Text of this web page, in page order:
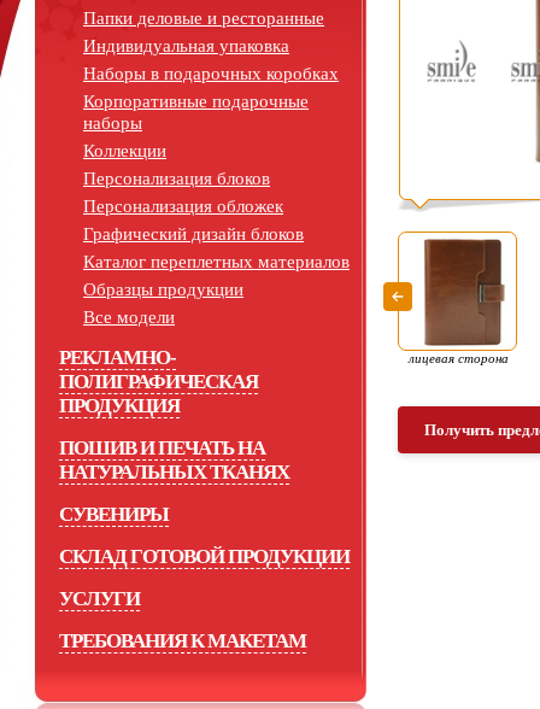
Папки деловые и ресторанные
Индивидуальная упаковка
Наборы в подарочных коробках
Корпоративные подарочные
наборы
Коллекции
Персонализация блоков
Персонализация обложек
Графический дизайн блоков
Каталог переплетных материалов
Образцы продукции
Все модели
РЕКЛАМНО-
ПОЛИГРАФИЧЕСКАЯ
ПРОДУКЦИЯ
ПОШИВ И ПЕЧАТЬ НА
НАТУРАЛЬНЫХ ТКАНЯХ
СУВЕНИРЫ
СКЛАД ГОТОВОЙ ПРОДУКЦИИ
УСЛУГИ
ТРЕБОВАНИЯ К МАКЕТАМ
лицевая сторона
Получить